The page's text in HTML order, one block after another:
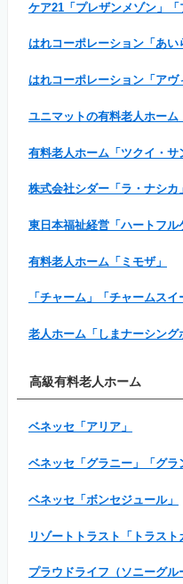
ケア21「プレザンメゾン」「
はれコーポレーション「あい
はれコーポレーション「アヴ
ユニマットの有料老人ホーム
有料老人ホーム「ツクイ・サ
株式会社シダー「ラ・ナシカ
東日本福祉経営「ハートフル
有料老人ホーム「ミモザ」
「チャーム」「チャームスイ
老人ホーム「しまナーシング
高級有料老人ホーム
ベネッセ「アリア」
ベネッセ「グラニー」「グラ
ベネッセ「ボンセジュール」
リゾートトラスト「トラスト
プラウドライフ（ソニーグル